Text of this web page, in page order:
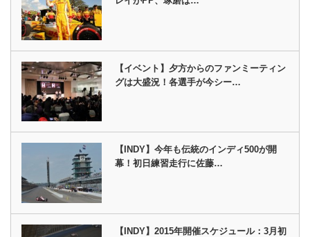
【イベント】夕方からのファンミーティン
グは大盛況！各選手が今シー…
【INDY】今年も伝統のインディ500が開
幕！初日練習走行に佐藤…
【INDY】2015年開催スケジュール：3月初